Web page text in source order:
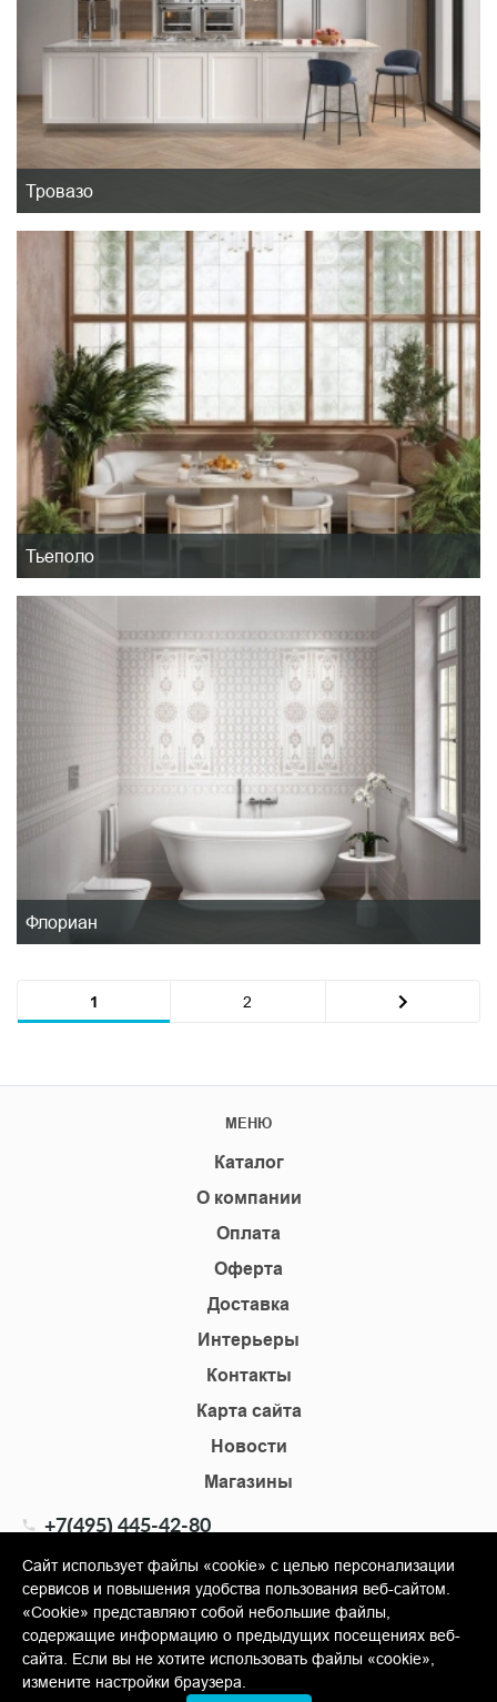
Тровазо
Тьеполо
Флориан
1 2
МЕНЮ
Каталог
О компании
Оплата
Оферта
Доставка
Интерьеры
Контакты
Карта сайта
Новости
Магазины
+7(495) 445-42-80
info@shopkm.ru
© Copyright 2013-2026 KERAMA MARAZZI, ООО «Гамма
Керамика»
Сайт использует файлы «cookie» с целью персонализации
сервисов и повышения удобства пользования веб-сайтом.
«Cookie» представляют собой небольшие файлы,
содержащие информацию о предыдущих посещениях веб-
сайта. Если вы не хотите использовать файлы «cookie»,
измените настройки браузера.